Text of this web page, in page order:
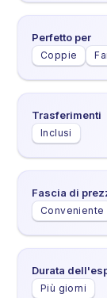
Perfetto per
Coppie
Trasferimenti
Inclusi
Fascia di
Conveniente
Durata
Più giorni